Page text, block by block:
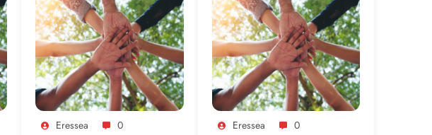
Eressea 0 Eressea 0